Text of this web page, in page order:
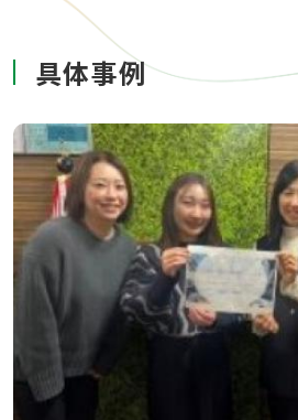
具体事例